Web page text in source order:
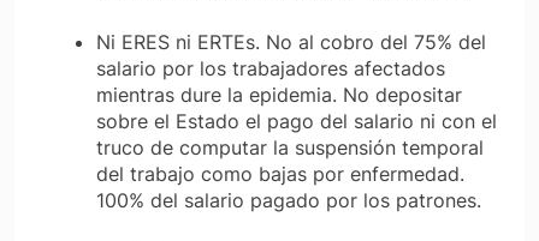
Ni ERES ni ERTEs. No al cobro del 75% del
salario por los trabajadores afectados
mientras dure la epidemia. No depositar
sobre el Estado el pago del salario ni con el
truco de computar la suspensión temporal
del trabajo como bajas por enfermedad.
100% del salario pagado por los patrones.